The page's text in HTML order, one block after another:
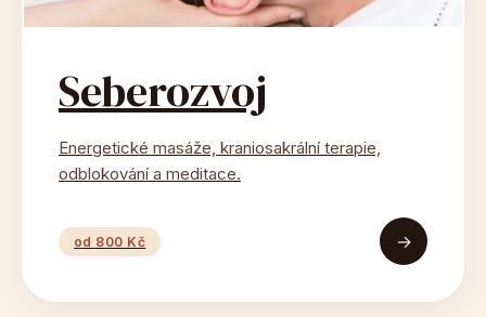
Seberozvoj
Energetické masáže, kraniosakrální terapie,
odblokování a meditace.
od 800 Kč →